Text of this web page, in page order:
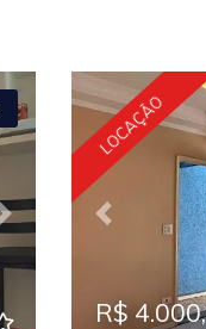
Next Previous
LOCAÇÃO
R$